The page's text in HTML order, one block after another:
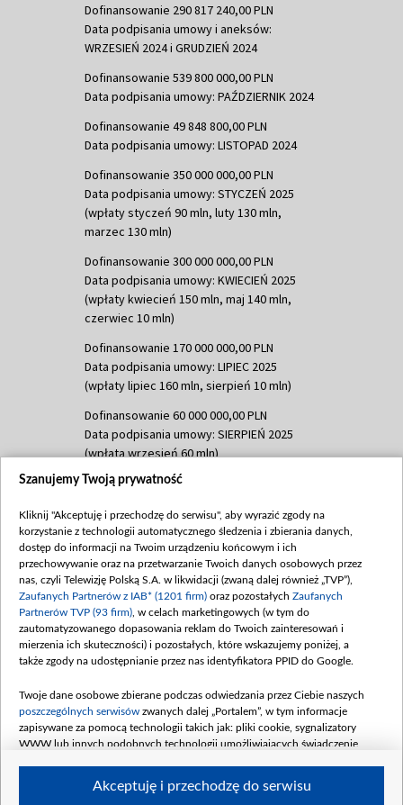
Dofinansowanie 290 817 240,00 PLN
Data podpisania umowy i aneksów:
WRZESIEŃ 2024 i GRUDZIEŃ 2024
Dofinansowanie 539 800 000,00 PLN
Data podpisania umowy: PAŹDZIERNIK 2024
Dofinansowanie 49 848 800,00 PLN
Data podpisania umowy: LISTOPAD 2024
Dofinansowanie 350 000 000,00 PLN
Data podpisania umowy: STYCZEŃ 2025
(wpłaty styczeń 90 mln, luty 130 mln,
marzec 130 mln)
Dofinansowanie 300 000 000,00 PLN
Data podpisania umowy: KWIECIEŃ 2025
(wpłaty kwiecień 150 mln, maj 140 mln,
czerwiec 10 mln)
Dofinansowanie 170 000 000,00 PLN
Data podpisania umowy: LIPIEC 2025
(wpłaty lipiec 160 mln, sierpień 10 mln)
Dofinansowanie 60 000 000,00 PLN
Data podpisania umowy: SIERPIEŃ 2025
(wpłata wrzesień 60 mln)
Dofinansowanie 635 783 051,21 PLN
(wpłata wrzesień 100 mln, październik 350
mln, listopad 265 mln)
Dofinansowanie 48 862 000,00 PLN
Data podpisania umowy: GRUDZIEŃ 2025
(wpłata grudzień 60,548 mln)
Dofinansowanie 900 000 000,00 PLN
Data podpisania umowy: LUTY 2026 (wpłata
kwiecień 180 mln, 7 maja 180 mln, 8
czerwca 90 mln)
Dofinansowanie 250 000 000,00 PLN
4 sierpnia 250 mln
Szanujemy Twoją prywatność
Kliknij "Akceptuję i przechodzę do serwisu", aby wyrazić zgody na
korzystanie z technologii automatycznego śledzenia i zbierania danych,
dostęp do informacji na Twoim urządzeniu końcowym i ich
przechowywanie oraz na przetwarzanie Twoich danych osobowych przez
nas, czyli Telewizję Polską S.A. w likwidacji (zwaną dalej również „TVP”),
Zaufanych Partnerów z IAB* (1201 firm) oraz pozostałych Zaufanych
Partnerów TVP (93 firm) , w celach marketingowych (w tym do
zautomatyzowanego dopasowania reklam do Twoich zainteresowań i
mierzenia ich skuteczności) i pozostałych, które wskazujemy poniżej, a
także zgody na udostępnianie przez nas identyfikatora PPID do Google.
Twoje dane osobowe zbierane podczas odwiedzania przez Ciebie naszych
poszczególnych serwisów zwanych dalej „Portalem”, w tym informacje
zapisywane za pomocą technologii takich jak: pliki cookie, sygnalizatory
WWW lub innych podobnych technologii umożliwiających świadczenie
Akceptuję i przechodzę do serwisu